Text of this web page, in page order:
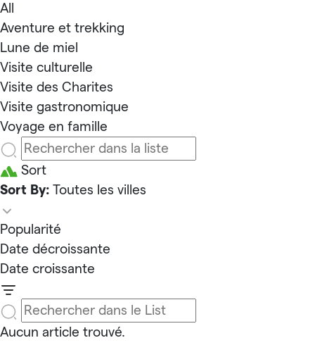
All
Aventure et trekking
Lune de miel
Visite culturelle
Visite des Charites
Visite gastronomique
Voyage en famille
Sort
Sort By: Toutes les villes
Popularité
Date décroissante
Date croissante
Aucun article trouvé.